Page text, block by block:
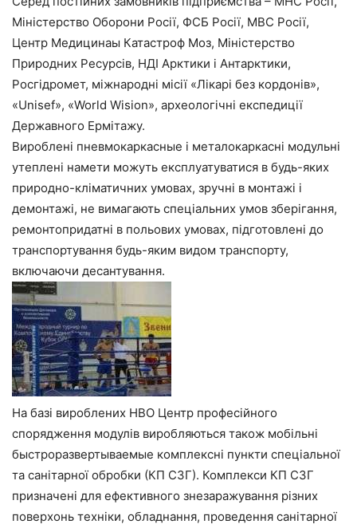
Міністерство Оборони Росії, ФСБ Росії, МВС Росії,
Центр Медицинаы Катастроф Моз, Міністерство
Природних Ресурсів, НДІ Арктики і Антарктики,
Росгідромет, міжнародні місії «Лікарі без кордонів»,
«Unisef», «World Wision», археологічні експедиції
Державного Ермітажу.
Вироблені пневмокаркасные і металокаркасні модульні
утеплені намети можуть експлуатуватися в будь-яких
природно-кліматичних умовах, зручні в монтажі і
демонтажі, не вимагають спеціальних умов зберігання,
ремонтопридатні в польових умовах, підготовлені до
транспортування будь-яким видом транспорту,
включаючи десантування.
На базі вироблених НВО Центр професійного
спорядження модулів виробляються також мобільні
быстроразвертываемые комплексні пункти спеціальної
та санітарної обробки (КП СЗГ). Комплекси КП СЗГ
призначені для ефективного знезаражування різних
поверхонь техніки, обладнання, проведення санітарної